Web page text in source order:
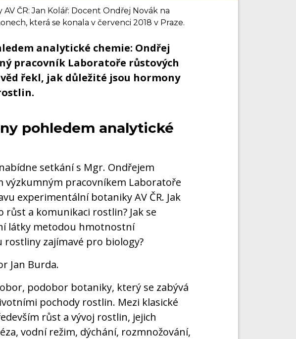
ČR: Jan Kolář: Docent Ondřej Novák na
která se konala v červenci 2018 v Praze.
analytické chemie: Ondřej
pracovník Laboratoře růstových
řekl, jak důležité jsou hormony
pohledem analytické
setkání s Mgr. Ondřejem
výzkumným pracovníkem Laboratoře
experimentální botaniky AV ČR. Jak
a komunikaci rostlin? Jak se
látky metodou hmotnostní
zajímavé pro biology?
Jan Burda.
podobor botaniky, který se zabývá
pochody rostlin. Mezi klasické
růst a vývoj rostlin, jejich
vodní režim, dýchání, rozmnožování,